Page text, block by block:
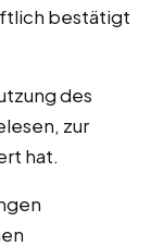
bestätigt
des
zur
hat.